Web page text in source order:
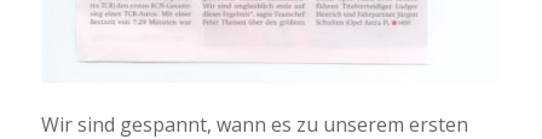
Wir sind gespannt, wann es zu unserem ersten